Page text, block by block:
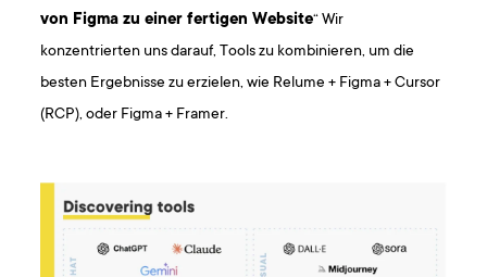
von Figma zu einer fertigen Website“ Wir
konzentrierten uns darauf, Tools zu kombinieren, um die
besten Ergebnisse zu erzielen, wie Relume + Figma + Cursor
(RCP), oder Figma + Framer.